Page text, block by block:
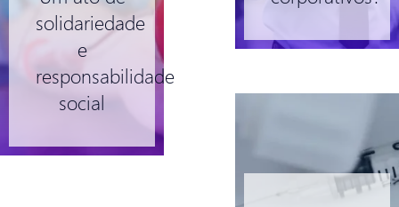
solidariedade
e
responsabilidade
social